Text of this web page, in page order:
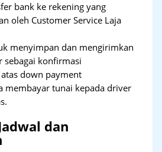
bank ke rekening yang
oleh Customer Service Laja
menyimpan dan mengirimkan
sebagai konfirmasi
down payment
membayar tunai kepada driver
dan